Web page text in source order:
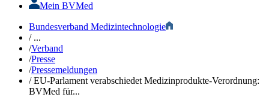
Mein BVMed
Bundesverband Medizintechnologie
/...
/Verband
/Presse
/Pressemeldungen
/EU-Parlament verabschiedet Medizinprodukte-Verordnung:
BVMed für...